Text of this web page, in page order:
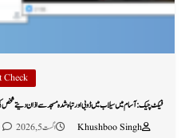
Check
فیکٹ چیک: آسام میں سیلاب میں ڈوبی اور تباہ شدہ مسجد سے اذان دیتے
Khushboo Singh
اگست 5, 2026 0